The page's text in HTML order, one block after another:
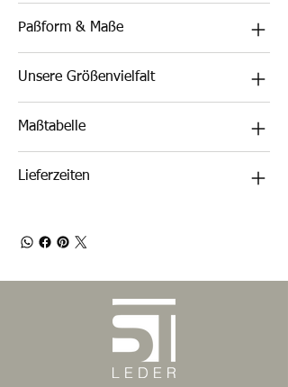
Paßform & Maße
Unsere Größenvielfalt
Maßtabelle
Lieferzeiten